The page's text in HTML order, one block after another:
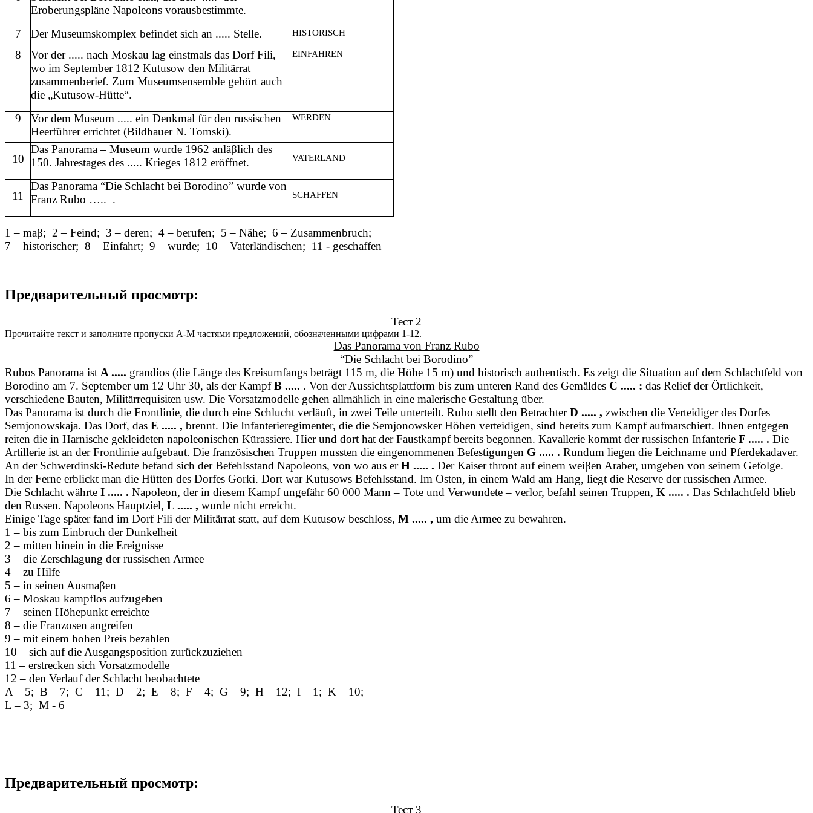
Eroberungspläne Napoleons vorausbestimmte.
7 Der Museumskomplex befindet sich an ..... Stelle. HISTORISCH
8
Vor der ..... nach Moskau lag einstmals das Dorf Fili,
wo im September 1812 Kutusow den Militärrat
zusammenberief. Zum Museumsensemble gehört auch
die „Kutusow-Hütte“.
EINFAHREN
9
Vor dem Museum ..... ein Denkmal für den russischen
Heerführer errichtet (Bildhauer N. Tomski).
WERDEN
10
Das Panorama – Museum wurde 1962 anläβlich des
150. Jahrestages des ..... Krieges 1812 eröffnet.
VATERLAND
11
Das Panorama “Die Schlacht bei Borodino” wurde von
Franz Rubo ….. .
SCHAFFEN
1 – maβ; 2 – Feind; 3 – deren; 4 – berufen; 5 – Nähe; 6 – Zusammenbruch;
7 – historischer; 8 – Einfahrt; 9 – wurde; 10 – Vaterländischen; 11 - geschaffen
Предварительный просмотр:
Тест 2
Прочитайте текст и заполните пропуски A-M частями предложений, обозначенными цифрами 1-12.
Das Panorama von Franz Rubo
“Die Schlacht bei Borodino”
Rubos Panorama ist A ..... grandios (die Länge des Kreisumfangs beträgt 115 m, die Höhe 15 m) und historisch authentisch. Es zeigt die Situation auf dem Schlachtfeld von
Borodino am 7. September um 12 Uhr 30, als der KampfB ..... . Von der Aussichtsplattform bis zum unteren Rand des Gemäldes C ..... : das Relief der Örtlichkeit,
verschiedene Bauten, Militärrequisiten usw. Die Vorsatzmodelle gehen allmählich in eine malerische Gestaltung über.
Das Panorama ist durch die Frontlinie, die durch eine Schlucht verläuft, in zwei Teile unterteilt. Rubo stellt den BetrachterD ..... , zwischen die Verteidiger des Dorfes
Semjonowskaja. Das Dorf, das E ..... , brennt. Die Infanterieregimenter, die die Semjonowsker Höhen verteidigen, sind bereits zum Kampf aufmarschiert. Ihnen entgegen
reiten die in Harnische gekleideten napoleonischen Kürassiere. Hier und dort hat der Faustkampf bereits begonnen. Kavallerie kommt der russischen Infanterie F ..... . Die
Artillerie ist an der Frontlinie aufgebaut. Die französischen Truppen mussten die eingenommenen Befestigungen G ..... . Rundum liegen die Leichname und Pferdekadaver.
An der Schwerdinski-Redute befand sich der Befehlsstand Napoleons, von wo aus erH ..... . Der Kaiser thront auf einem weiβen Araber, umgeben von seinem Gefolge.
In der Ferne erblickt man die Hütten des Dorfes Gorki. Dort war Kutusows Befehlsstand. Im Osten, in einem Wald am Hang, liegt die Reserve der russischen Armee.
Die Schlacht währte I ..... . Napoleon, der in diesem Kampf ungefähr 60 000 Mann – Tote und Verwundete – verlor, befahl seinen Truppen, K ..... . Das Schlachtfeld blieb
den Russen. Napoleons Hauptziel, L ..... , wurde nicht erreicht.
Einige Tage später fand im Dorf Fili der Militärrat statt, auf dem Kutusow beschloss, M ..... , um die Armee zu bewahren.
1 – bis zum Einbruch der Dunkelheit
2 – mitten hinein in die Ereignisse
3 – die Zerschlagung der russischen Armee
4 – zu Hilfe
5 – in seinen Ausmaβen
6 – Moskau kampflos aufzugeben
7 – seinen Höhepunkt erreichte
8 – die Franzosen angreifen
9 – mit einem hohen Preis bezahlen
10 – sich auf die Ausgangsposition zurückzuziehen
11 – erstrecken sich Vorsatzmodelle
12 – den Verlauf der Schlacht beobachtete
A – 5; B – 7; C – 11; D – 2; E – 8; F – 4; G – 9; H – 12; I – 1; K – 10;
L – 3; M - 6
Предварительный просмотр:
Тест 3